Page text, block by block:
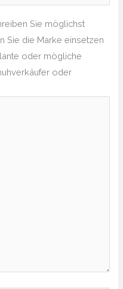
Sie möglichst
Sie die Marke einsetzen
oder mögliche
oder